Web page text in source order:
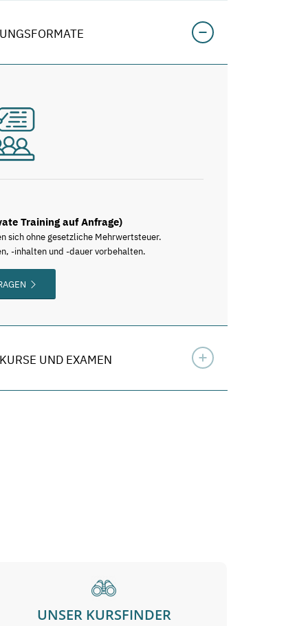
Training auf Anfrage)
sich ohne gesetzliche Mehrwertsteuer.
-inhalten und -dauer vorbehalten.
UND EXAMEN
UNSER KURSFINDER